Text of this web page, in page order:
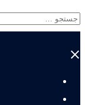
جستجو
برای:
Close